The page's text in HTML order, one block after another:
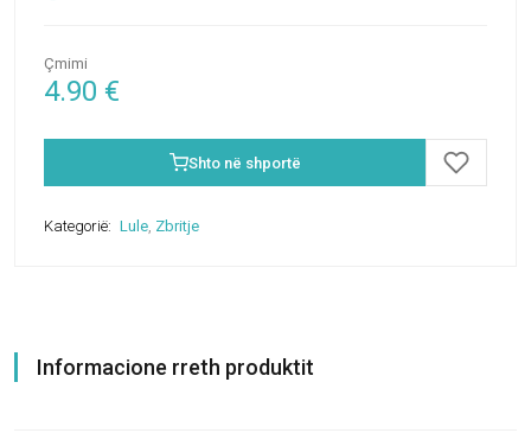
Çmimi
4.90 €
Shto në shportë
Kategorië: Lule, Zbritje
Informacione rreth produktit